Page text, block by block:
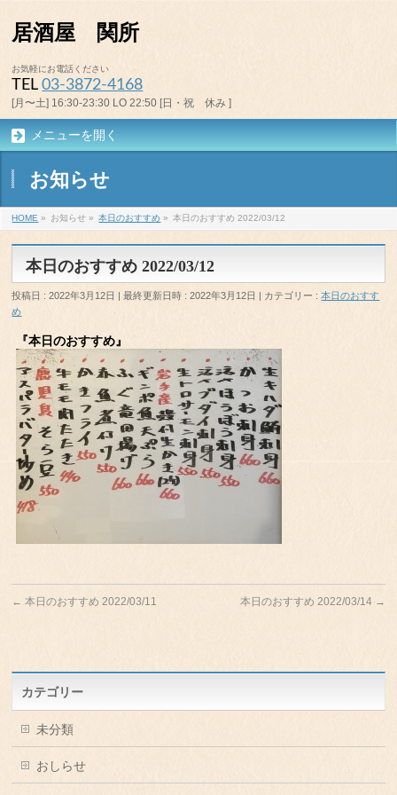
居酒屋 関所
お気軽にお電話ください
TEL03-3872-4168
[月〜土] 16:30-23:30 LO 22:50 [日・祝 休み ]
メニューを開く
お知らせ
HOME » お知らせ » 本日のおすすめ » 本日のおすすめ 2022/03/12
本日のおすすめ 2022/03/12
投稿日 : 2022年3月12日 最終更新日時 : 2022年3月12日 カテゴリー :本日のおすす
め
『本日のおすすめ』
← 本日のおすすめ 2022/03/11 本日のおすすめ 2022/03/14 →
カテゴリー
未分類
おしらせ